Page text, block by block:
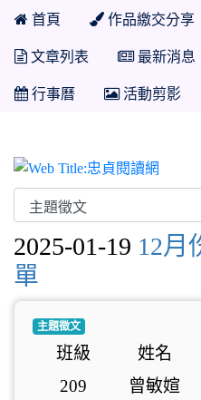
首頁 作品繳交分享
文章列表 最新消息
行事曆 活動剪影
2025-01-19 12月
單
主題徵文
班級 姓名
209
曾敏媗